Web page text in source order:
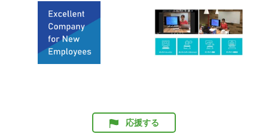
応援する